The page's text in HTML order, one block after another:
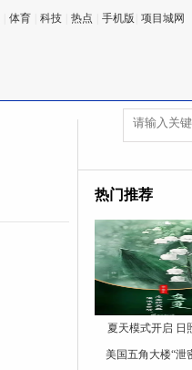
体育 科技 热点 手机版 项目城网
热门推荐
夏天模式开启 日
美国五角大楼“泄